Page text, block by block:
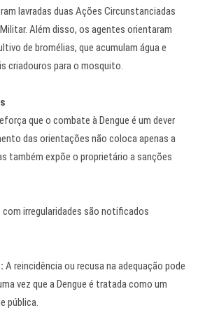
lavradas duas Ações Circunstanciadas
Além disso, os agentes orientaram
de bromélias, que acumulam água e
criadouros para o mosquito.
que o combate à Dengue é um dever
das orientações não coloca apenas a
também expõe o proprietário a sanções
com irregularidades são notificados
A reincidência ou recusa na adequação pode
vez que a Dengue é tratada como um
pública.